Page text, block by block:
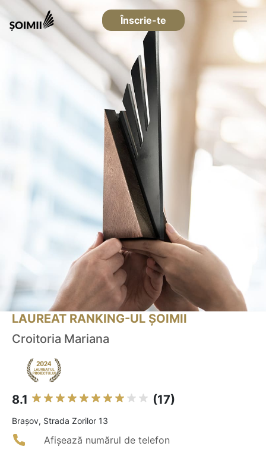
Înscrie-te
LAUREAT RANKING-UL ȘOIMII
Croitoria Mariana
8.1 (17)
Braşov, Strada Zorilor 13
Afișează numărul de telefon